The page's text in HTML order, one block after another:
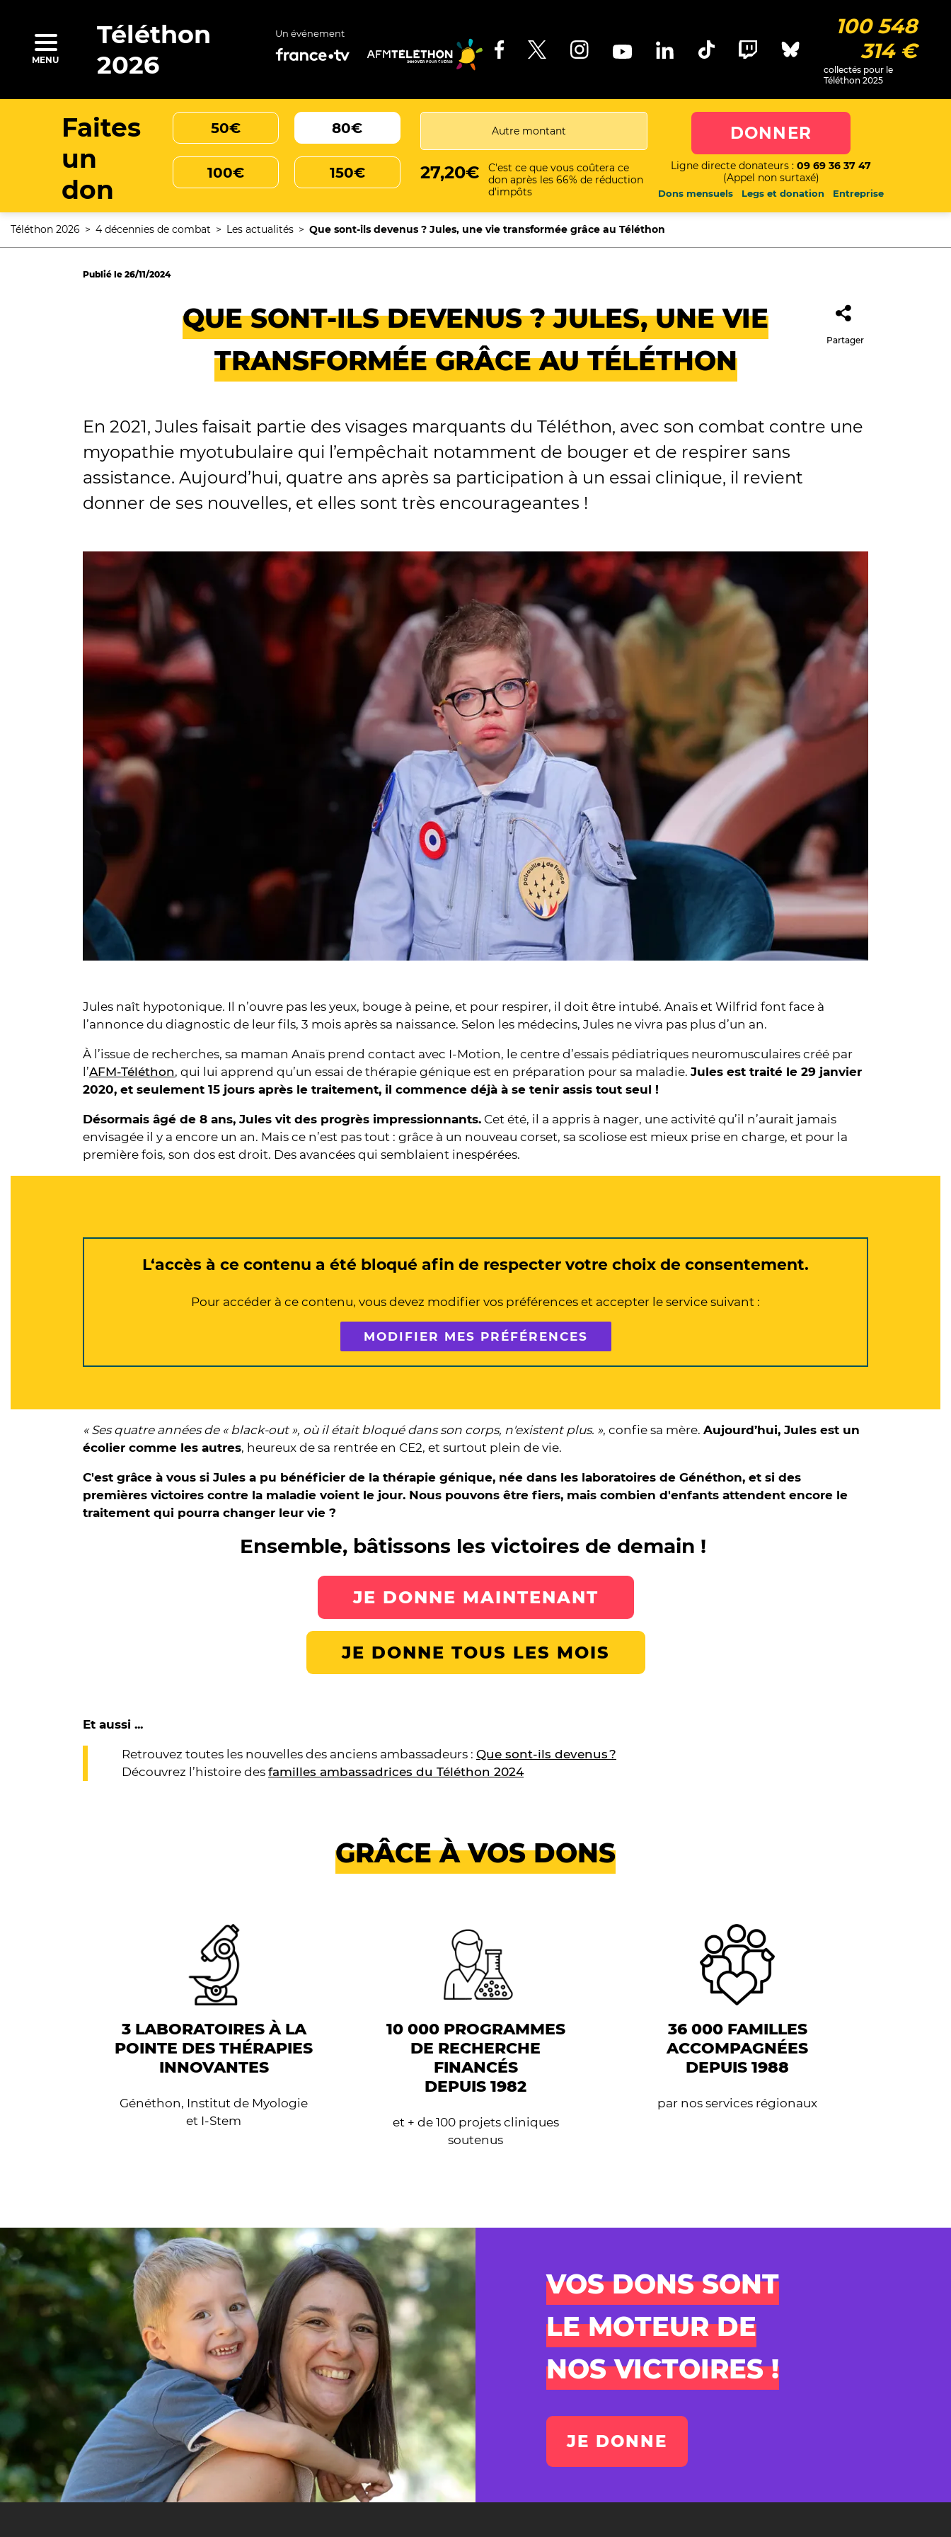
MENU
Téléthon
2026
Un événement
100 548
314 €
collectés pour le
Téléthon 2025
Faites
un
don
50€ 80€
100€ 150€ 27,20€
C'est ce que vous coûtera ce
don après les 66% de réduction
d'impôts
DONNER
Ligne directe donateurs : 09 69 36 37 47
(Appel non surtaxé)
Dons mensuels Legs et donation Entreprise
d'Ariane
Téléthon 2026 4 décennies de combat Les actualités Que sont-ils devenus ? Jules, une vie transformée grâce au Téléthon
Publié le 26/11/2024
Partager
QUE SONT-ILS DEVENUS ? JULES, UNE VIE
TRANSFORMÉE GRÂCE AU TÉLÉTHON
En 2021, Jules faisait partie des visages marquants du Téléthon, avec son combat contre une
myopathie myotubulaire qui l’empêchait notamment de bouger et de respirer sans
assistance. Aujourd’hui, quatre ans après sa participation à un essai clinique, il revient
donner de ses nouvelles, et elles sont très encourageantes !
Jules naît hypotonique. Il n’ouvre pas les yeux, bouge à peine, et pour respirer, il doit être intubé. Anaïs et Wilfrid font face à
l’annonce du diagnostic de leur fils, 3 mois après sa naissance. Selon les médecins, Jules ne vivra pas plus d’un an.
À l’issue de recherches, sa maman Anaïs prend contact avec I-Motion, le centre d’essais pédiatriques neuromusculaires créé par
l’AFM-Téléthon, qui lui apprend qu’un essai de thérapie génique est en préparation pour sa maladie. Jules est traité le 29 janvier
2020, et seulement 15 jours après le traitement, il commence déjà à se tenir assis tout seul !
Désormais âgé de 8 ans, Jules vit des progrès impressionnants. Cet été, il a appris à nager, une activité qu’il n’aurait jamais
envisagée il y a encore un an. Mais ce n’est pas tout : grâce à un nouveau corset, sa scoliose est mieux prise en charge, et pour la
première fois, son dos est droit. Des avancées qui semblaient inespérées.
L‘accès à ce contenu a été bloqué afin de respecter votre choix de consentement.
Pour accéder à ce contenu, vous devez modifier vos préférences et accepter le service suivant :
MODIFIER MES PRÉFÉRENCES
« Ses quatre années de « black-out », où il était bloqué dans son corps, n'existent plus. », confie sa mère. Aujourd’hui, Jules est un
écolier comme les autres, heureux de sa rentrée en CE2, et surtout plein de vie.
C'est grâce à vous si Jules a pu bénéficier de la thérapie génique, née dans les laboratoires de Généthon, et si des
premières victoires contre la maladie voient le jour. Nous pouvons être fiers, mais combien d'enfants attendent encore le
traitement qui pourra changer leur vie ?
Ensemble, bâtissons les victoires de demain !
JE DONNE MAINTENANT
JE DONNE TOUS LES MOIS
Et aussi ...
Retrouvez toutes les nouvelles des anciens ambassadeurs : Que sont-ils devenus ?
Découvrez l’histoire des familles ambassadrices du Téléthon 2024
GRÂCE À VOS DONS
3 LABORATOIRES À LA
POINTE DES THÉRAPIES
INNOVANTES
Généthon, Institut de Myologie
et I-Stem
10 000 PROGRAMMES
DE RECHERCHE
FINANCÉS
DEPUIS 1982
et + de 100 projets cliniques
soutenus
36 000 FAMILLES
ACCOMPAGNÉES
DEPUIS 1988
par nos services régionaux
VOS DONS SONT
LE MOTEUR DE
NOS VICTOIRES !
JE DONNE